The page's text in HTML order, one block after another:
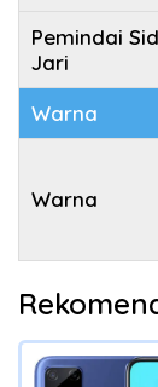
Pemindai
Jari
Warna
Warna